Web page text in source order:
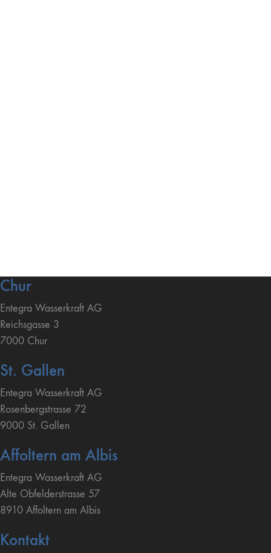
Chur
Entegra Wasserkraft AG
Reichsgasse 3
7000 Chur
St. Gallen
Entegra Wasserkraft AG
Rosenbergstrasse 72
9000 St. Gallen
Affoltern am Albis
Entegra Wasserkraft AG
Alte Obfelderstrasse 57
8910 Affoltern am Albis
Kontakt